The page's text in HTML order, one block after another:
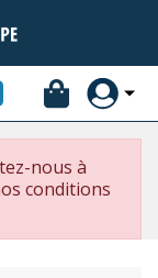
nous à
conditions